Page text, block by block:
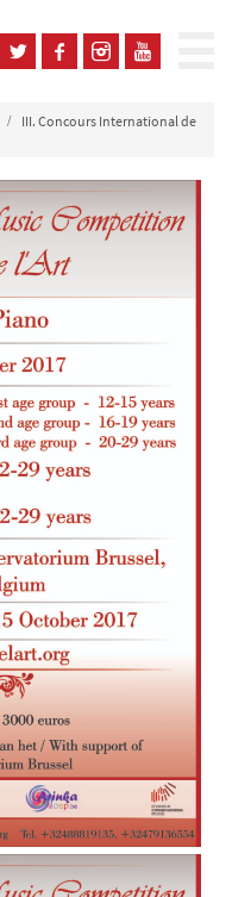
III. Concours International de